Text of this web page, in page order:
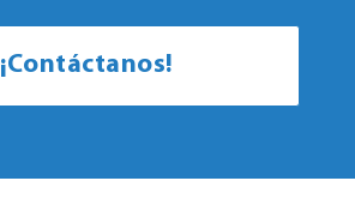
¡Contáctanos!